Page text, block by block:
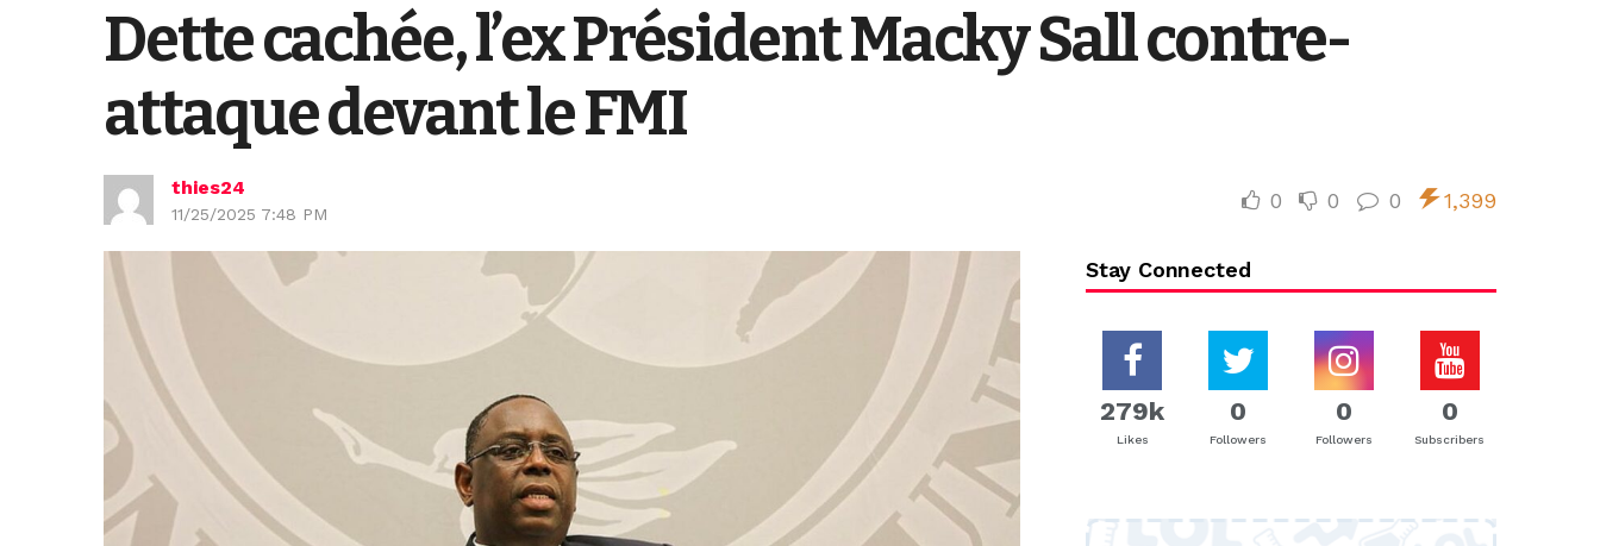
Tivaouane/L’hôpital Seydi El Hadji Malick Sy reçoit ses premiers malades lundi 10 Août 2 jours ago
Vidéo/Une première, lancement de vacances agricoles au Lycée Malick Sy de Thiès 6 minutes ago
Dette cachée, l’ex Président Macky Sall contre-
attaque devant le FMI
thies24
11/25/2025 7:48 PM
0 0 0 1,399
Stay Connected
279k
Likes
0
Followers
0
Followers
0
Subscribers